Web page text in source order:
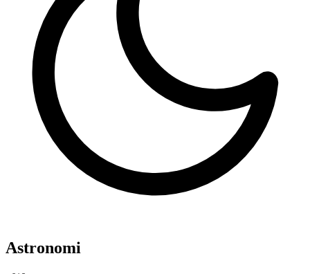
Astronomi